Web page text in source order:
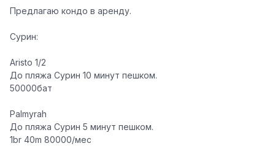
Предлагаю кондо в аренду.
Сурин:
Aristo 1/2
До пляжа Сурин 10 минут пешком.
50000бат
Palmyrah
До пляжа Сурин 5 минут пешком.
1br 40m 80000/мес